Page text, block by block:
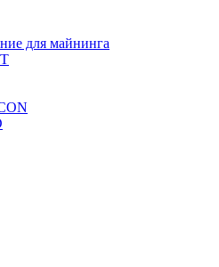
для майнинга